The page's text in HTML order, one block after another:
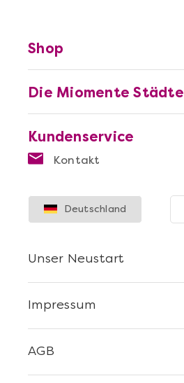
Kundenservice
Kontakt
Die Miomente Städte
Shop
AGB
Impressum
Unser Neustart
Deutschland